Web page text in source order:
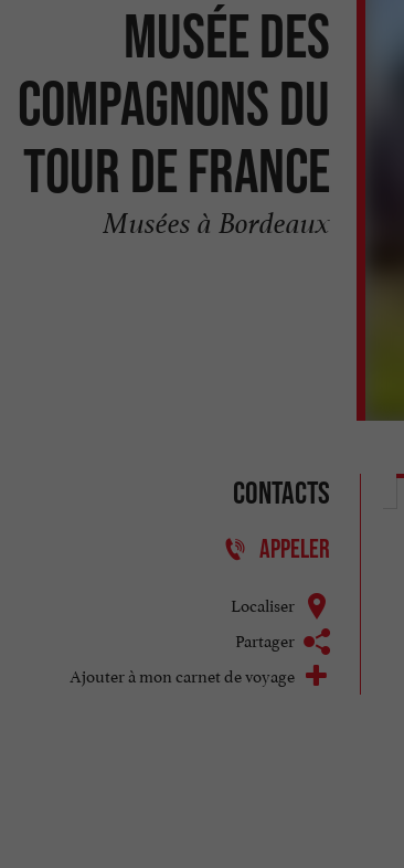
Musée des
Compagnons du
Tour de France
Musées à Bordeaux
Contacts
APPELER
Localiser
Partager
Ajouter à mon carnet de voyage